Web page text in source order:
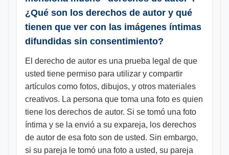
¿Qué son los derechos de autor y qué
tienen que ver con las imágenes íntimas
difundidas sin consentimiento?
El derecho de autor es una prueba legal de que
usted tiene permiso para utilizar y compartir
artículos como fotos, dibujos, y otros materiales
creativos. La persona que toma una foto es quien
tiene los derechos de autor. Si se tomó una foto
íntima y se la envió a su expareja, los derechos
de autor de esa foto son de usted. Sin embargo,
si su pareja le tomó una foto a usted, su pareja